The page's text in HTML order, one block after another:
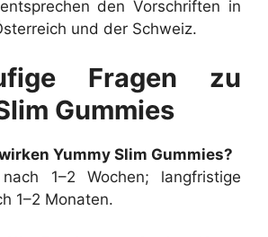
den Vorschriften in
und der Schweiz.
Fragen zu
Gummies
Yummy Slim Gummies?
1–2 Wochen; langfristige
1–2 Monaten.